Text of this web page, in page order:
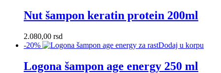
Nut šampon keratin protein 200ml
2.080,00 rsd
-20%
Dodaj u korpu
Logona šampon age energy 250 ml